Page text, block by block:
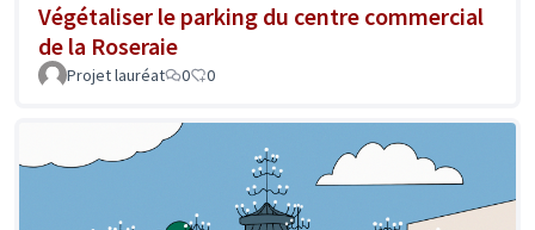
Végétaliser le parking du centre commercial
de la Roseraie
Projet lauréat 0 0